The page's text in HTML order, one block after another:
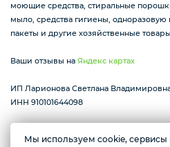
моющие средства, стиральные
мыло, средства гигиены, одноразовую
пакеты и другие хозяйственные
Ваши отзывы на Яндекс картах
ИП Ларионова Светлана
ИНН 910101644098
Мы используем cookie, сервисы